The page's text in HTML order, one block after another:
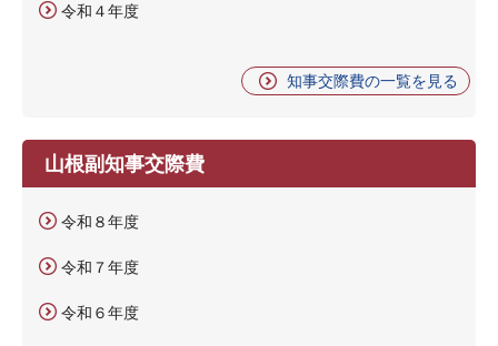
令和４年度
知事交際費の一覧を見る
山根副知事交際費
令和８年度
令和７年度
令和６年度